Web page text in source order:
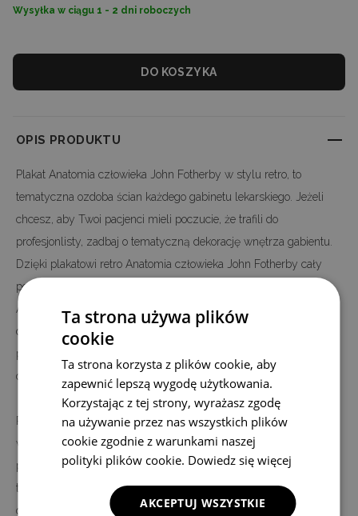
Wysyłka w ciągu 1 - 2 dni roboczych
DO KOSZYKA
OPIS PRODUKTU
Plakat Anatomia człowieka John Fotherby w stylu retro, to
tematyczna ozdoba ścian każdego gabinetu lekarskiego. Jeżeli
chcesz, aby Twoi pacjenci mieli poczucie, że trafili do
profesjonlisty, zadbaj o tematyczną dekorację wnętrza gabientu.
Dzięki plakatowi retro Anatomia człowieka John Fotherby cały
pokój zyska tematycznego wyglądu.
Aranżacja gabinetu lekarskiego ma równie istotne znaczenie co
doświadczenie lekarza. Dzięki dekoracjom w stylu retro, takim jak
poster Anatomia człowieka John Fotherby, można z pewnością
osiągnąć taki właśnie efekt.
Plakat Anatomia człowieka John Fotherby jest nadrukowany na
wysokiej jakości płótnie, a nie na papierze - jak większość
plakatów oferowanych na rynku. Nadruk wykonany jest w
technologii cyfrowej, dzięki czemu w 100 procentach, możemy
odwzorować kolory i szczegóły oryginalnego motywu. Cały
Ta strona używa plików
cookie
Ta strona korzysta z plików cookie, aby
zapewnić lepszą wygodę użytkowania.
Korzystając z tej strony, wyrażasz zgodę
na używanie przez nas wszystkich plików
cookie zgodnie z warunkami naszej
polityki plików cookie. Dowiedz się więcej
AKCEPTUJ WSZYSTKIE